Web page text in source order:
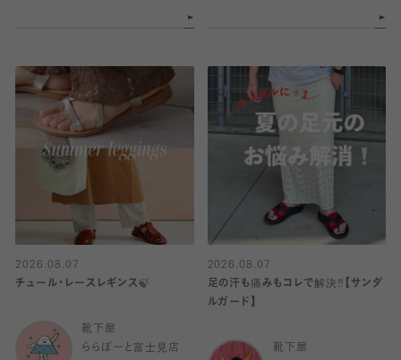
2026.08.07
チュール・レースレギンス🍃
靴下屋
ららぽーと富士見店
2026.08.07
足の汗も痛みもコレで解決‼️【サンダ
ルガード】
靴下屋